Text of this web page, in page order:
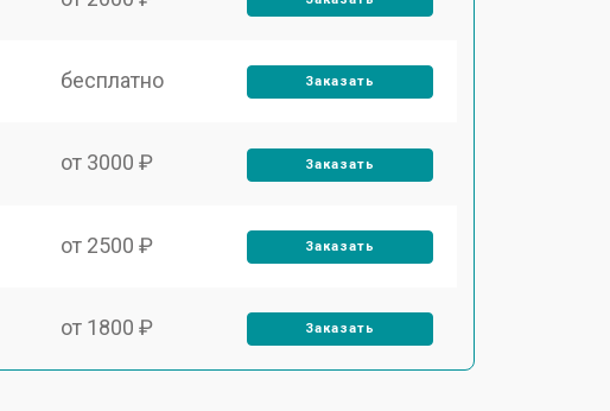
бесплатно Заказать
от 3000 ₽ Заказать
от 2500 ₽ Заказать
от 1800 ₽ Заказать